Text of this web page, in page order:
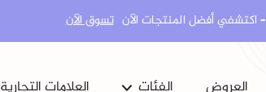
تسوق الآن